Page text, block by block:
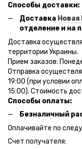
Способы доставки:
Доставка Новая
отделение и на
Доставка
территории Украины.
Прием заказов:
Отправка
19:00 (при условии
15:00). Стоимость
Способы оплаты:
Безналичный
Оплачивайте по
Счет получателя: